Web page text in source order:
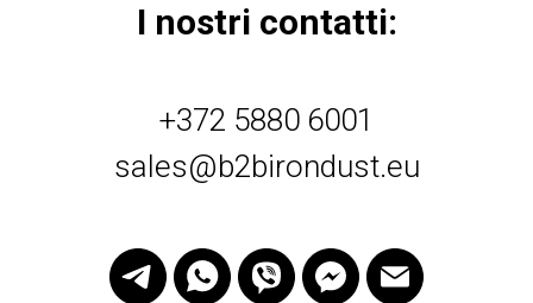
I nostri contatti:
+372 5880 6001
sales@b2birondust.eu